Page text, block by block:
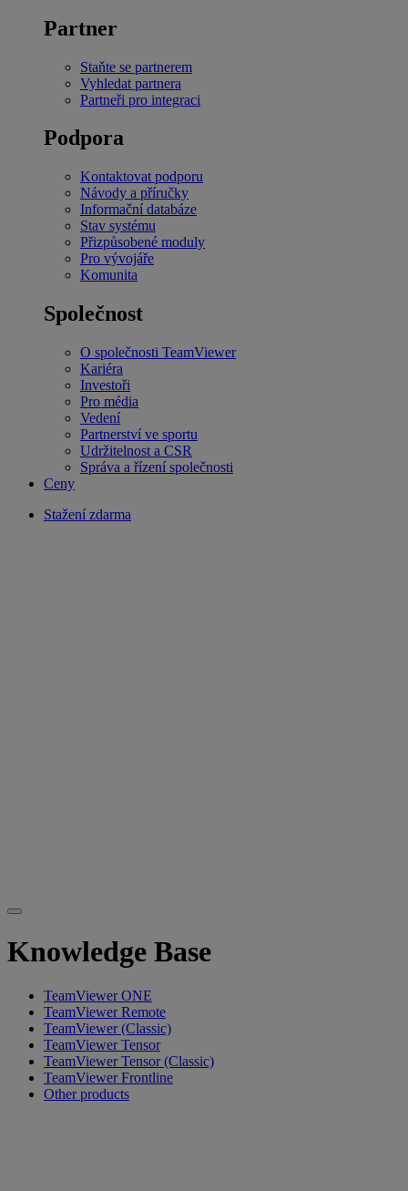
Partner
Staňte se partnerem
Vyhledat partnera
Partneři pro integraci
Podpora
Kontaktovat podporu
Návody a příručky
Informační databáze
Stav systému
Přizpůsobené moduly
Pro vývojáře
Komunita
Společnost
O společnosti TeamViewer
Kariéra
Investoři
Pro média
Vedení
Partnerství ve sportu
Udržitelnost a CSR
Správa a řízení společnosti
Ceny
Stažení zdarma
Knowledge Base
TeamViewer ONE
TeamViewer Remote
TeamViewer (Classic)
TeamViewer Tensor
TeamViewer Tensor (Classic)
TeamViewer Frontline
Other products